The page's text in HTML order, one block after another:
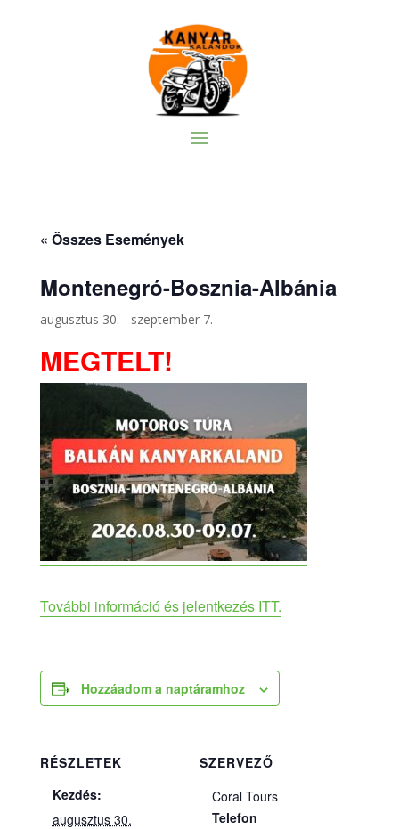
« Összes Események
Montenegró-Bosznia-Albánia
augusztus 30. - szeptember 7.
MEGTELT!
További információ és jelentkezés ITT.
Hozzáadom a naptáramhoz
RÉSZLETEK
Kezdés:
augusztus 30.
SZERVEZŐ
Coral Tours
Telefon